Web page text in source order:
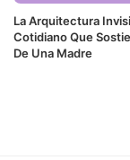
La Arquitectura
Cotidiano Que
De Una Madre